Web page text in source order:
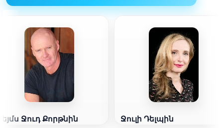
Ջուդ Քորթնին Ջուլի Դելպին